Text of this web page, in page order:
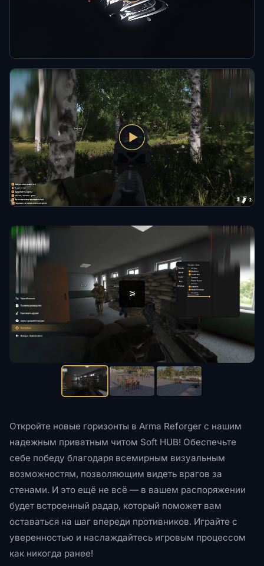
<
>
Откройте новые горизонты в Arma Reforger с нашим
надежным приватным читом Soft HUB! Обеспечьте
себе победу благодаря всемирным визуальным
возможностям, позволяющим видеть врагов за
стенами. И это ещё не всё — в вашем распоряжении
будет встроенный радар, который поможет вам
оставаться на шаг впереди противников. Играйте с
уверенностью и наслаждайтесь игровым процессом
как никогда ранее!